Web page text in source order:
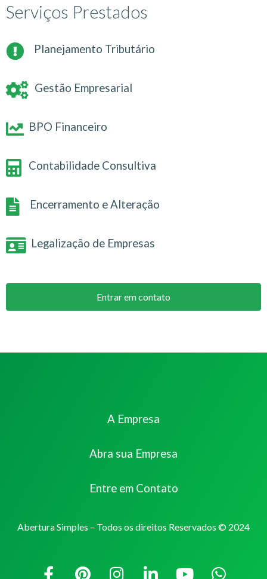
Serviços Prestados
Planejamento Tributário
Gestão Empresarial
BPO Financeiro
Contabilidade Consultiva
Encerramento e Alteração
Legalização de Empresas
Entrar em contato
A Empresa
Abra sua Empresa
Entre em Contato
Abertura Simples – Todos os direitos Reservados © 2024